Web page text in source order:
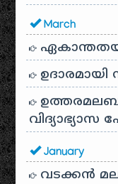
March
വിദ്യാഭ്യാസ
January
വടക്കൻ